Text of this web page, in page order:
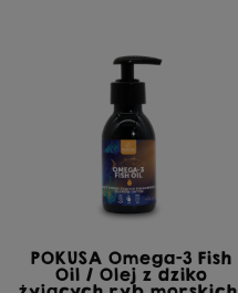
POKUSA Omega-3 Fish
Oil / Olej z dziko